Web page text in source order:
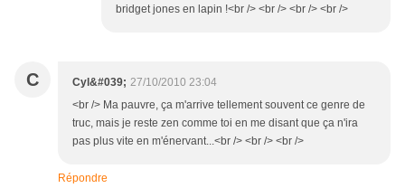
bridget jones en lapin !<br /> <br /> <br /> <br />
C Cyl&#039; 27/10/2010 23:04
<br /> Ma pauvre, ça m'arrive tellement souvent ce genre de
truc, mais je reste zen comme toi en me disant que ça n'ira
pas plus vite en m'énervant...<br /> <br /> <br />
Répondre